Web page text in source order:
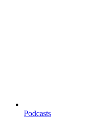
Podcasts